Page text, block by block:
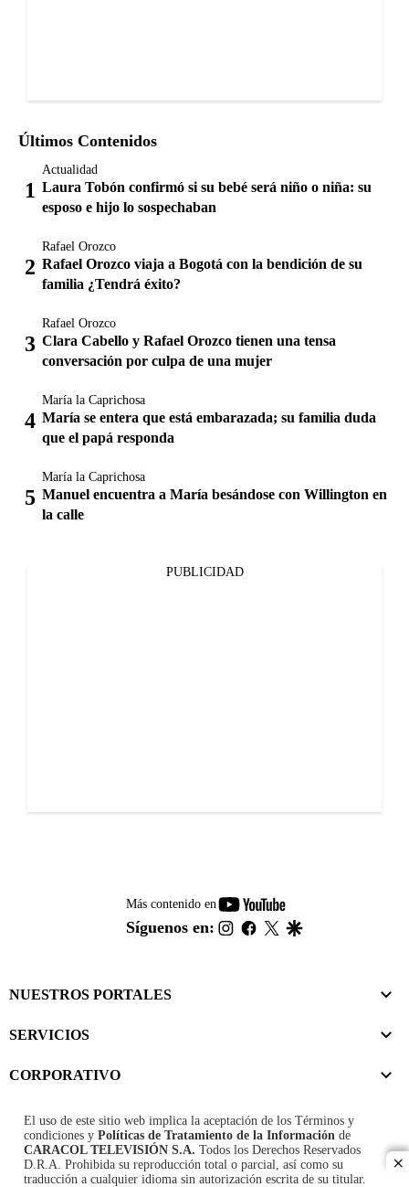
Últimos Contenidos
Actualidad
Laura Tobón confirmó si su bebé será niño o niña: su
esposo e hijo lo sospechaban
Rafael Orozco
Rafael Orozco viaja a Bogotá con la bendición de su
familia ¿Tendrá éxito?
Rafael Orozco
Clara Cabello y Rafael Orozco tienen una tensa
conversación por culpa de una mujer
María la Caprichosa
María se entera que está embarazada; su familia duda
que el papá responda
María la Caprichosa
Manuel encuentra a María besándose con Willington en
la calle
PUBLICIDAD
Más contenido en
youtube-
footer
Síguenos en: instagram
facebook
twitter
NUESTROS PORTALES
SERVICIOS
CORPORATIVO
El uso de este sitio web implica la aceptación de los Términos y
condiciones y Políticas de Tratamiento de la Información de
CARACOL TELEVISIÓN S.A. Todos los Derechos Reservados
D.R.A. Prohibida su reproducción total o parcial, así como su
traducción a cualquier idioma sin autorización escrita de su titular.